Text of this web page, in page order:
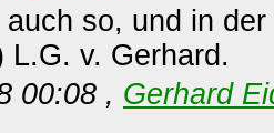
auch so, und in
L.G. v. Gerhard.
00:08 , Gerhard